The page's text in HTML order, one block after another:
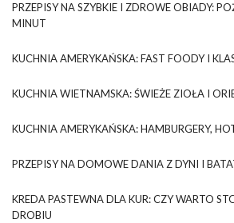
PRZEPISY NA SZYBKIE I ZDROWE OBIADY:
MINUT
KUCHNIA AMERYKAŃSKA: FAST FOODY I
KUCHNIA WIETNAMSKA: ŚWIEŻE ZIOŁA I
KUCHNIA AMERYKAŃSKA: HAMBURGERY,
PRZEPISY NA DOMOWE DANIA Z DYNI I
KREDA PASTEWNA DLA KUR: CZY WARTO
DROBIU